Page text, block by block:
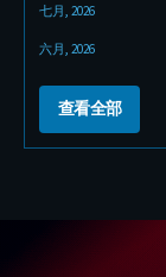
七月, 2026
六月, 2026
查看全部